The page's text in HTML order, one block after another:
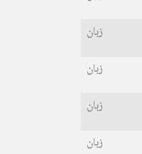
زبان
زبان
زبان
زبان